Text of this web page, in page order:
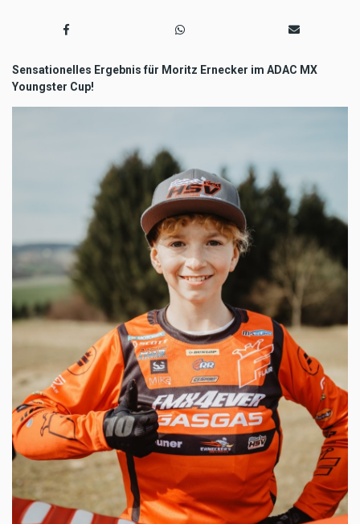
Sensationelles Ergebnis für Moritz Ernecker im ADAC MX
Youngster Cup!